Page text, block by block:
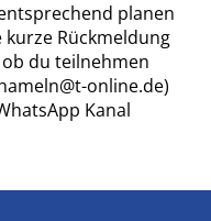
planen
Rückmeldung
du teilnehmen
online.de)
Kanal